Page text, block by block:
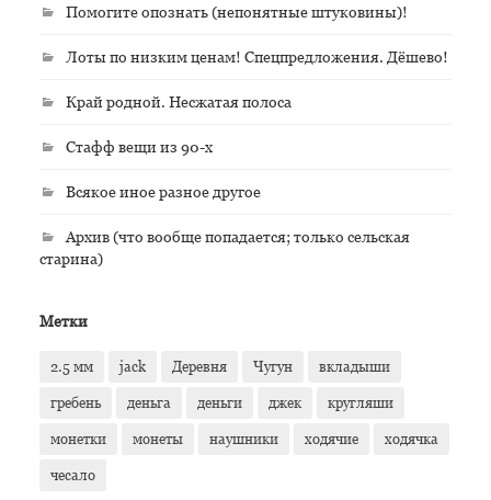
Помогите опознать (непонятные штуковины)!
Лоты по низким ценам! Спецпредложения. Дёшево!
Край родной. Несжатая полоса
Стафф вещи из 90-х
Всякое иное разное другое
Архив (что вообще попадается; только сельская
старина)
Метки
2.5 мм jack Деревня Чугун вкладыши
гребень деньга деньги джек кругляши
монетки монеты наушники ходячие ходячка
чесало